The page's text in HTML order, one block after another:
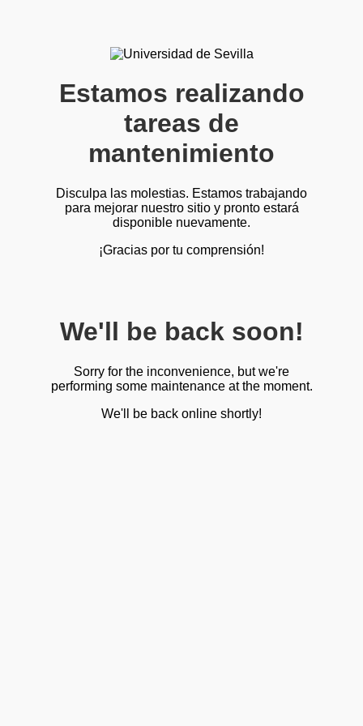
Estamos realizando
tareas de
mantenimiento
Disculpa las molestias. Estamos trabajando
para mejorar nuestro sitio y pronto estará
disponible nuevamente.
¡Gracias por tu comprensión!
We'll be back soon!
Sorry for the inconvenience, but we're
performing some maintenance at the moment.
We'll be back online shortly!